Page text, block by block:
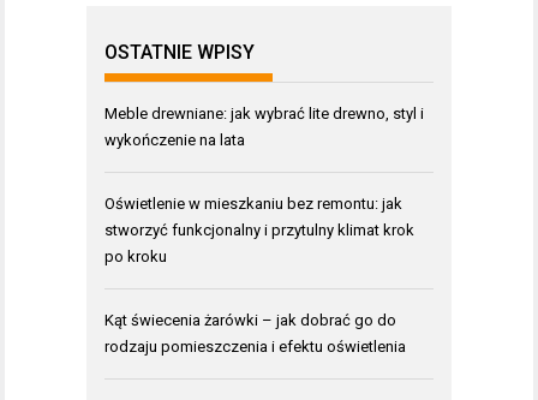
OSTATNIE WPISY
Meble drewniane: jak wybrać lite drewno, styl i
wykończenie na lata
Oświetlenie w mieszkaniu bez remontu: jak
stworzyć funkcjonalny i przytulny klimat krok
po kroku
Kąt świecenia żarówki – jak dobrać go do
rodzaju pomieszczenia i efektu oświetlenia